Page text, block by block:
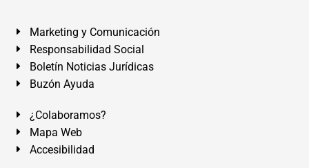
Marketing y Comunicación
Responsabilidad Social
Boletín Noticias Jurídicas
Buzón Ayuda
¿Colaboramos?
Mapa Web
Accesibilidad